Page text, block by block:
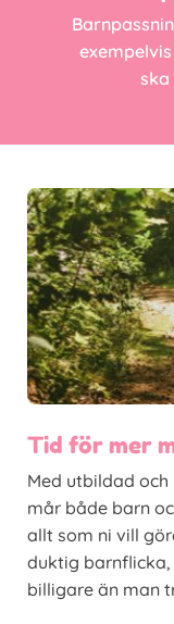
ska
Tid för mer
Med utbildad
mår både barn
allt som ni vill
duktig
billigare än man